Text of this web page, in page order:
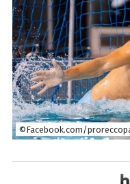
©Facebook.com/